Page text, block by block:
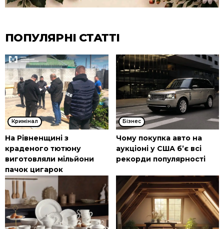
ПОПУЛЯРНІ СТАТТІ
Кримінал
На Рівненщині з
краденого тютюну
виготовляли мільйони
пачок цигарок
Бізнес
Чому покупка авто на
аукціоні у США б’є всі
рекорди популярності